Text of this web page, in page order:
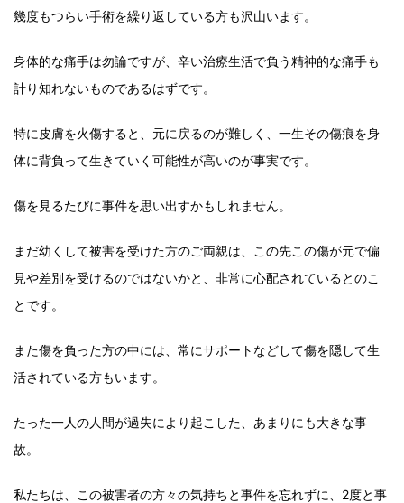
幾度もつらい手術を繰り返している方も沢山います。
身体的な痛手は勿論ですが、辛い治療生活で負う精神的な痛手も
計り知れないものであるはずです。
特に皮膚を火傷すると、元に戻るのが難しく、一生その傷痕を身
体に背負って生きていく可能性が高いのが事実です。
傷を見るたびに事件を思い出すかもしれません。
まだ幼くして被害を受けた方のご両親は、この先この傷が元で偏
見や差別を受けるのではないかと、非常に心配されているとのこ
とです。
また傷を負った方の中には、常にサポートなどして傷を隠して生
活されている方もいます。
たった一人の人間が過失により起こした、あまりにも大きな事
故。
私たちは、この被害者の方々の気持ちと事件を忘れずに、2度と事